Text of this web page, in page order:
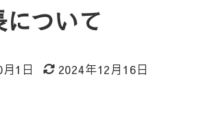
について
1日
更新日
2024年12月16日